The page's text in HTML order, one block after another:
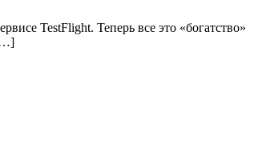
TestFlight. Теперь все это «богатство»